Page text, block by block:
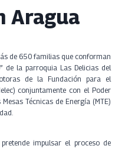
Aragua
de 650 familias que conforman
de la parroquia Las Delicias del
de la Fundación para el
conjuntamente con el Poder
Técnicas de Energía (MTE)
impulsar el proceso de